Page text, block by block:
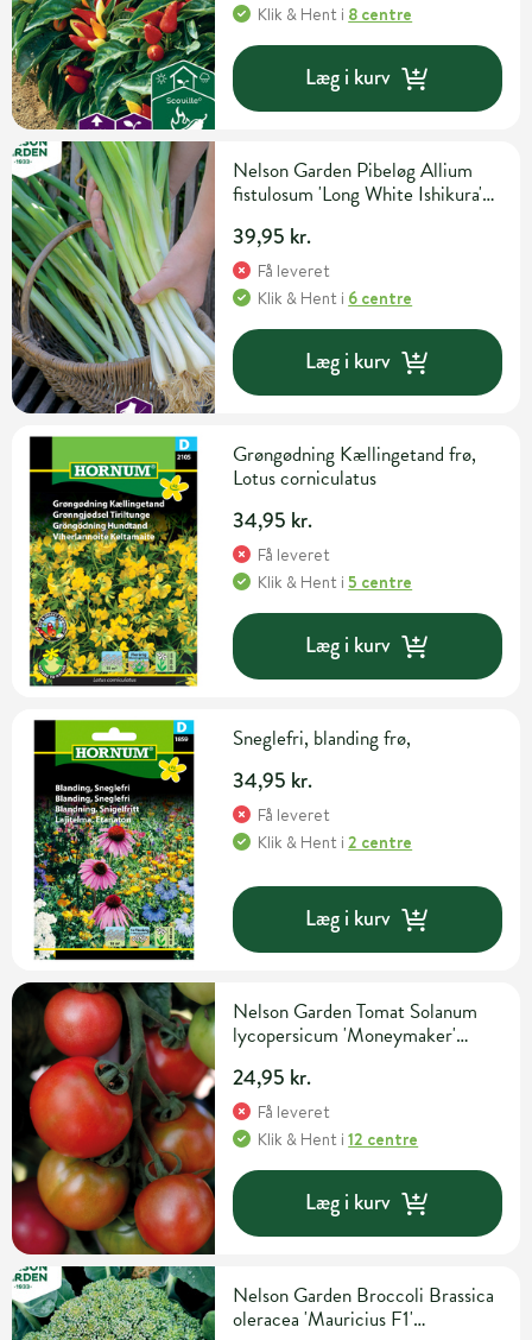
Klik & Hent i 8 centre
Læg i kurv
Nelson Garden Pibeløg Allium
fistulosum 'Long White Ishikura'
39,95 kr.
Få leveret
Klik & Hent i 6 centre
Læg i kurv
Grøngødning Kællingetand frø,
Lotus corniculatus
34,95 kr.
Få leveret
Klik & Hent i5 centre
Læg i kurv
Sneglefri, blanding frø,
34,95 kr.
Få leveret
Klik & Hent i2 centre
Læg i kurv
Nelson Garden Tomat Solanum
lycopersicum 'Moneymaker'
24,95 kr.
Få leveret
Klik & Hent i12 centre
Læg i kurv
Nelson Garden Broccoli Brassica
oleracea 'Mauricius F1'